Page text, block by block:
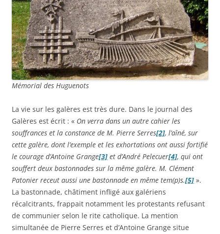
Mémorial des Huguenots
La vie sur les galères est très dure. Dans le journal des
Galères est écrit : « On verra dans un autre cahier les
souffrances et la constance de M. Pierre Serres[2], l’aîné, sur
cette galère, dont l’exemple et les exhortations ont aussi fortifié
le courage d’Antoine Grange[3] et d’André Pelecuer[4], qui ont
souffert deux bastonnades sur la même galère. M. Clément
Patonier receut aussi une bastonnade en même tem(p)s.[5] ».
La bastonnade, châtiment infligé aux galériens
récalcitrants, frappait notamment les protestants refusant
de communier selon le rite catholique. La mention
simultanée de Pierre Serres et d’Antoine Grange situe